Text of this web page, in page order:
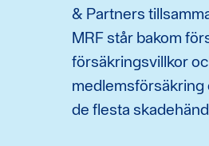
& Partners
MRF står bakom
försäkringsvillkor
de flesta